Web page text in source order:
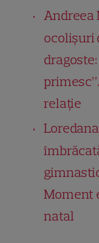
Andreea
ocolișuri
relație
Moment
natal